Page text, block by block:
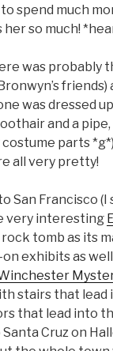
spend much
her so much!
was probably
was dressed
and a
parts
all very pretty!
San Francisco (I
very interesting
rock tomb as its
exhibits as
stairs that
that lead into
Cruz on